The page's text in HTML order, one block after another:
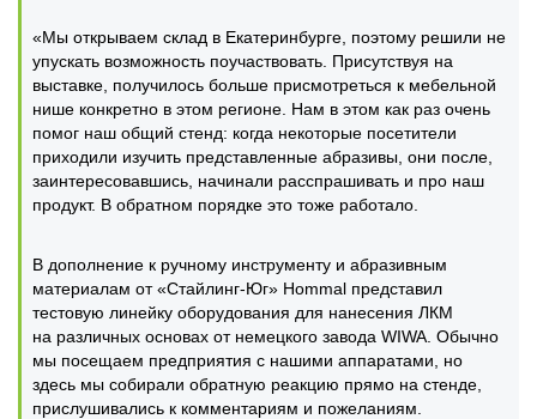
«Мы открываем склад в Екатеринбурге, поэтому решили не
упускать возможность поучаствовать. Присутствуя на
выставке, получилось больше присмотреться к мебельной
нише конкретно в этом регионе. Нам в этом как раз очень
помог наш общий стенд: когда некоторые посетители
приходили изучить представленные абразивы, они после,
заинтересовавшись, начинали расспрашивать и про наш
продукт. В обратном порядке это тоже работало.
В дополнение к ручному инструменту и абразивным
материалам от «Стайлинг-Юг» Hommal представил
тестовую линейку оборудования для нанесения ЛКМ
на различных основах от немецкого завода WIWA. Обычно
мы посещаем предприятия с нашими аппаратами, но
здесь мы собирали обратную реакцию прямо на стенде,
прислушивались к комментариям и пожеланиям.